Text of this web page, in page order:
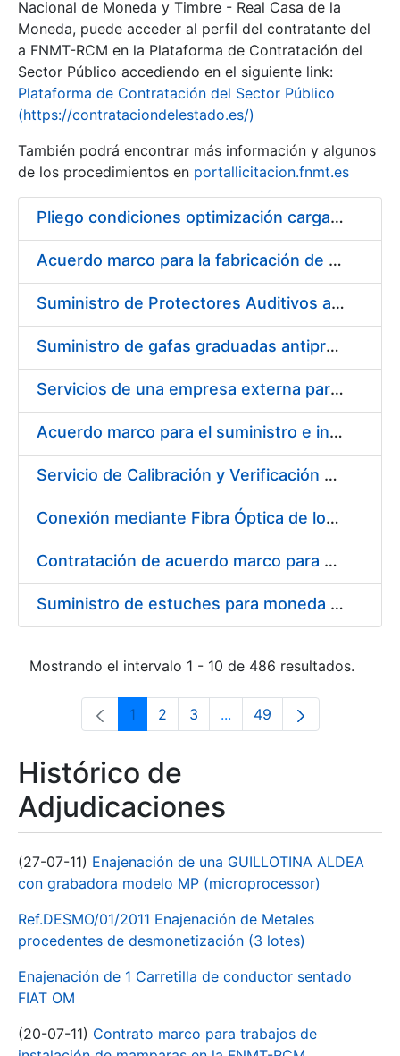
Nacional de Moneda y Timbre - Real Casa de la
Moneda, puede acceder al perfil del contratante del
a FNMT-RCM en la Plataforma de Contratación del
Sector Público accediendo en el siguiente link:
Plataforma de Contratación del Sector Público
(https://contrataciondelestado.es/)
También podrá encontrar más información y algunos
de los procedimientos en portallicitacion.fnmt.es
Pliego condiciones optimización cargas compras firmado
Acuerdo marco para la fabricación de piezas
Suministro de Protectores Auditivos a medida para las personas trabajadoras de los Centros de Trabajo de Madrid y Burgos
Suministro de gafas graduadas antiproyecciones para los trabajadores de la FNMT-RCM en los centros de trabajo de Madrid y Burgos
Servicios de una empresa externa para el asesoramiento y resolución de los recursos de alzada que se presentan relacionados con procesos de selección para la FNMT-RCM
Acuerdo marco para el suministro e instalación de persianas, estores y otros complementos
Servicio de Calibración y Verificación Externa de los Equipos de Medición del Servicio de Prevención de la FNMT-RCM
Conexión mediante Fibra Óptica de los Centros de Proceso de Datos (CPDs) de las sedes de la FNMT-RCM de Burgos y Madrid
Contratación de acuerdo marco para el Suministro de Material de Electricidad para la Fábrica Nacional de Moneda y Timbre-Real Casa de la Moneda en su centro de trabajo de Burgos
Suministro de estuches para moneda de 30 €
Mostrando el intervalo 1 - 10 de 486 resultados.
Página
1 Página
2 Página
3 ...Páginas intermedias Use
Página
49
Histórico de
Adjudicaciones
(27-07-11) Enajenación de una GUILLOTINA ALDEA
con grabadora modelo MP (microprocessor)
Ref.DESMO/01/2011 Enajenación de Metales
procedentes de desmonetización (3 lotes)
Enajenación de 1 Carretilla de conductor sentado
FIAT OM
(20-07-11) Contrato marco para trabajos de